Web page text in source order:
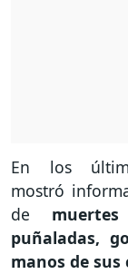
En los
mostró
de
puñaladas,
manos de sus